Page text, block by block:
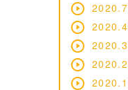
2020.7
2020.4
2020.3
2020.2
2020.1